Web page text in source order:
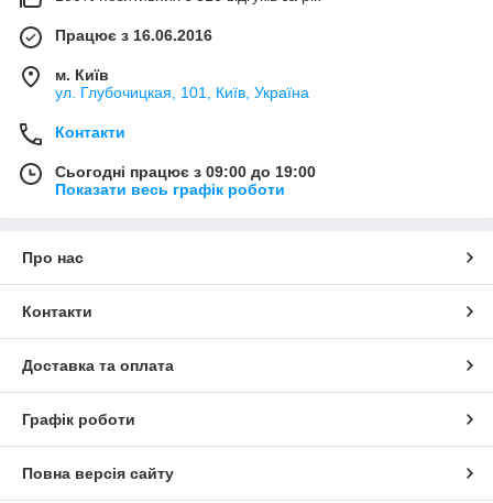
Працює з 16.06.2016
м. Київ
ул. Глубочицкая, 101, Київ, Україна
Контакти
Сьогодні працює з 09:00 до 19:00
Показати весь графік роботи
Про нас
Контакти
Доставка та оплата
Графік роботи
Повна версія сайту